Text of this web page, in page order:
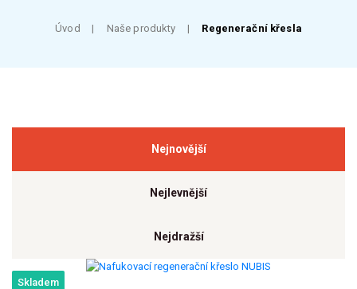
Úvod Naše produkty Regenerační křesla
Nejnovější
Nejlevnější
Nejdražší
Skladem